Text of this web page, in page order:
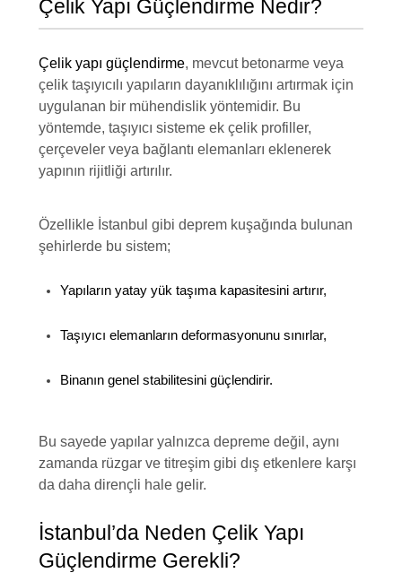
Çelik Yapı Güçlendirme Nedir?
Çelik yapı güçlendirme, mevcut betonarme veya
çelik taşıyıcılı yapıların dayanıklılığını artırmak için
uygulanan bir mühendislik yöntemidir. Bu
yöntemde, taşıyıcı sisteme ek çelik profiller,
çerçeveler veya bağlantı elemanları eklenerek
yapının rijitliği artırılır.
Özellikle İstanbul gibi deprem kuşağında bulunan
şehirlerde bu sistem;
Yapıların yatay yük taşıma kapasitesini artırır,
Taşıyıcı elemanların deformasyonunu sınırlar,
Binanın genel stabilitesini güçlendirir.
Bu sayede yapılar yalnızca depreme değil, aynı
zamanda rüzgar ve titreşim gibi dış etkenlere karşı
da daha dirençli hale gelir.
İstanbul’da Neden Çelik Yapı
Güçlendirme Gerekli?